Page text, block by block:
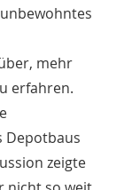
mehr
erfahren.
Depotbaus
zeigte